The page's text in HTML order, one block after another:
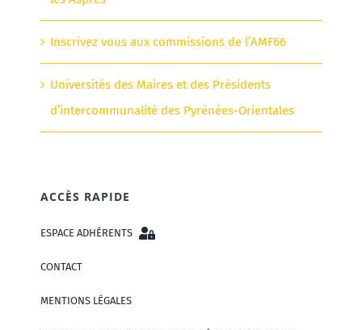
Inscrivez vous aux commissions de l’AMF66
Universités des Maires et des Présidents
d’intercommunalité des Pyrénées-Orientales
ACCÈS RAPIDE
ESPACE ADHÉRENTS
CONTACT
MENTIONS LÉGALES